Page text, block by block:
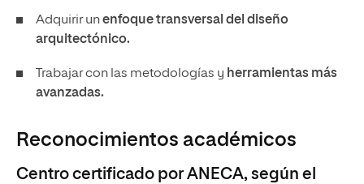
Adquirir unenfoque transversal del diseño
arquitectónico.
Trabajar con las metodologías y herramientas más
avanzadas.
Reconocimientos académicos
Centro certificado por ANECA, según el